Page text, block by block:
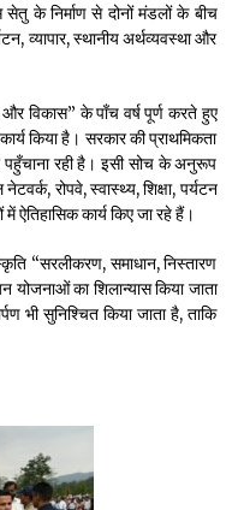
के निर्माण से दोनों मंडलों के बीच
व्यापार, स्थानीय अर्थव्यवस्था और
विकास” के पाँच वर्ष पूर्ण करते हुए
किया है। सरकार की प्राथमिकता
रही है। इसी सोच के अनुरूप
रोपवे, स्वास्थ्य, शिक्षा, पर्यटन
में ऐतिहासिक कार्य किए जा रहे हैं।
“सरलीकरण, समाधान, निस्तारण
का शिलान्यास किया जाता
भी सुनिश्चित किया जाता है, ताकि